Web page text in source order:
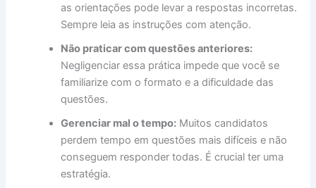
as orientações pode levar a respostas incorretas.
Sempre leia as instruções com atenção.
Não praticar com questões anteriores:
Negligenciar essa prática impede que você se
familiarize com o formato e a dificuldade das
questões.
Gerenciar mal o tempo: Muitos candidatos
perdem tempo em questões mais difíceis e não
conseguem responder todas. É crucial ter uma
estratégia.